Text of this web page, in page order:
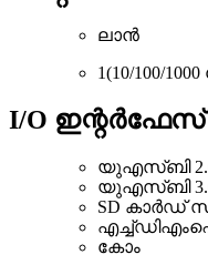
ലാൻ
1(10/100/
I/O ഇന്റർഫേസ്
യുഎസ്ബി
യുഎസ്ബി
SD കാർഡ്
കോം